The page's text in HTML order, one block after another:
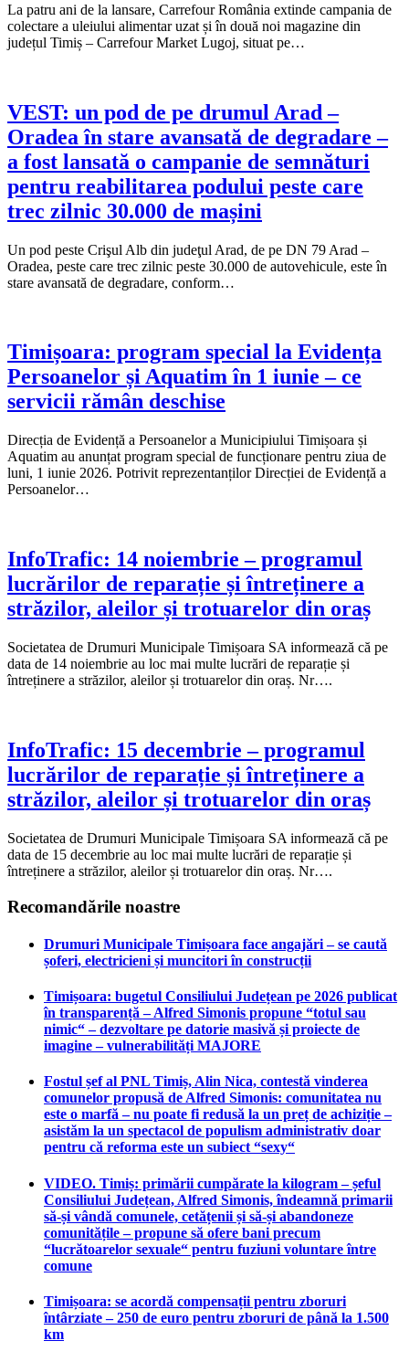
La patru ani de la lansare, Carrefour România extinde campania de
colectare a uleiului alimentar uzat și în două noi magazine din
județul Timiș – Carrefour Market Lugoj, situat pe…
VEST: un pod de pe drumul Arad –
Oradea în stare avansată de degradare –
a fost lansată o campanie de semnături
pentru reabilitarea podului peste care
trec zilnic 30.000 de mașini
Un pod peste Crişul Alb din judeţul Arad, de pe DN 79 Arad –
Oradea, peste care trec zilnic peste 30.000 de autovehicule, este în
stare avansată de degradare, conform…
Timișoara: program special la Evidența
Persoanelor și Aquatim în 1 iunie – ce
servicii rămân deschise
Direcția de Evidență a Persoanelor a Municipiului Timișoara și
Aquatim au anunțat program special de funcționare pentru ziua de
luni, 1 iunie 2026. Potrivit reprezentanților Direcției de Evidență a
Persoanelor…
InfoTrafic: 14 noiembrie – programul
lucrărilor de reparație și întreținere a
străzilor, aleilor și trotuarelor din oraș
Societatea de Drumuri Municipale Timișoara SA informează că pe
data de 14 noiembrie au loc mai multe lucrări de reparație și
întreținere a străzilor, aleilor și trotuarelor din oraș. Nr….
InfoTrafic: 15 decembrie – programul
lucrărilor de reparație și întreținere a
străzilor, aleilor și trotuarelor din oraș
Societatea de Drumuri Municipale Timișoara SA informează că pe
data de 15 decembrie au loc mai multe lucrări de reparație și
întreținere a străzilor, aleilor și trotuarelor din oraș. Nr….
Recomandările noastre
Drumuri Municipale Timișoara face angajări – se caută
șoferi, electricieni și muncitori în construcții
Timișoara: bugetul Consiliului Județean pe 2026 publicat
în transparență – Alfred Simonis propune “totul sau
nimic“ – dezvoltare pe datorie masivă și proiecte de
imagine – vulnerabilități MAJORE
Fostul șef al PNL Timiș, Alin Nica, contestă vinderea
comunelor propusă de Alfred Simonis: comunitatea nu
este o marfă – nu poate fi redusă la un preț de achiziție –
asistăm la un spectacol de populism administrativ doar
pentru că reforma este un subiect “sexy“
VIDEO. Timiș: primării cumpărate la kilogram – șeful
Consiliului Județean, Alfred Simonis, îndeamnă primarii
să-și vândă comunele, cetățenii și să-și abandoneze
comunitățile – propune să ofere bani precum
“lucrătoarelor sexuale“ pentru fuziuni voluntare între
comune
Timișoara: se acordă compensații pentru zboruri
întârziate – 250 de euro pentru zboruri de până la 1.500
km